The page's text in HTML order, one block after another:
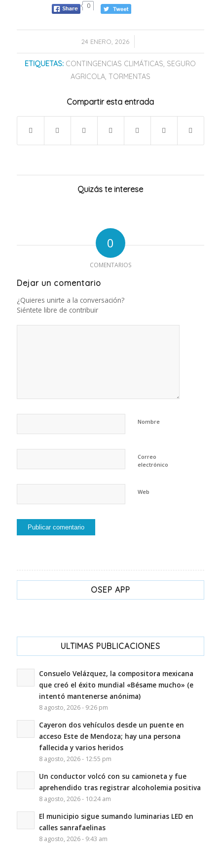
0
24 ENERO, 2026
/
ETIQUETAS: CONTINGENCIAS CLIMÁTICAS, SEGURO
AGRICOLA, TORMENTAS
Compartir esta entrada
Quizás te interese
0
COMENTARIOS
Dejar un comentario
¿Quieres unirte a la conversación?
Siéntete libre de contribuir
Nombre
Correo
electrónico
Web
OSEP APP
ULTIMAS PUBLICACIONES
Consuelo Velázquez, la compositora mexicana
que creó el éxito mundial «Bésame mucho» (e
intentó mantenerse anónima)
8 agosto, 2026 - 9:26 pm
Cayeron dos vehículos desde un puente en
acceso Este de Mendoza; hay una persona
fallecida y varios heridos
8 agosto, 2026 - 12:55 pm
Un conductor volcó con su camioneta y fue
aprehendido tras registrar alcoholemia positiva
8 agosto, 2026 - 10:24 am
El municipio sigue sumando luminarias LED en
calles sanrafaelinas
8 agosto, 2026 - 9:43 am